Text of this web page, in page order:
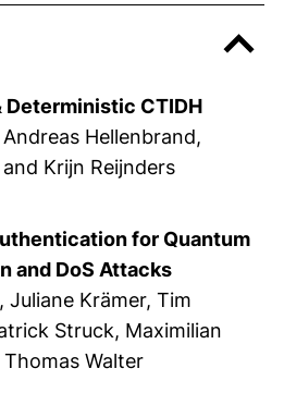
Deterministic CTIDH
Andreas Hellenbrand,
Krijn Reijnders
for Quantum
and DoS Attacks
Juliane Krämer, Tim
Struck, Maximilian
Walter